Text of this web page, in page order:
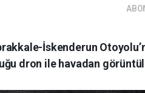
İskenderun
dron ile havadan